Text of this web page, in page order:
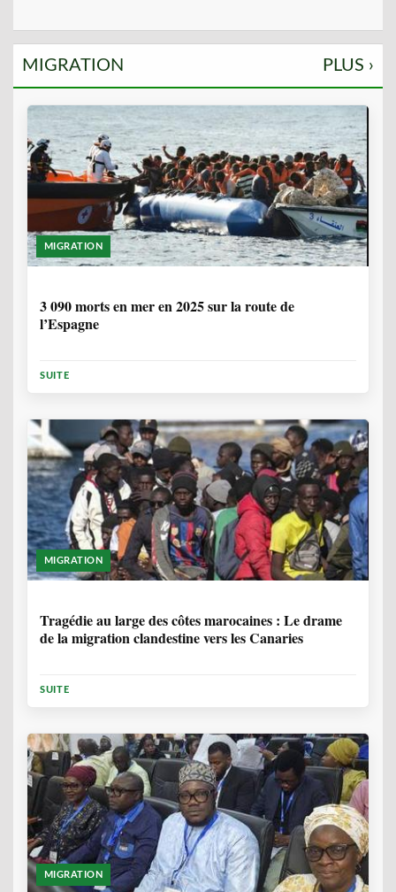
MIGRATION PLUS ›
MIGRATION
3 090 morts en mer en 2025 sur la route de
l’Espagne
SUITE
MIGRATION
Tragédie au large des côtes marocaines : Le drame
de la migration clandestine vers les Canaries
SUITE
MIGRATION